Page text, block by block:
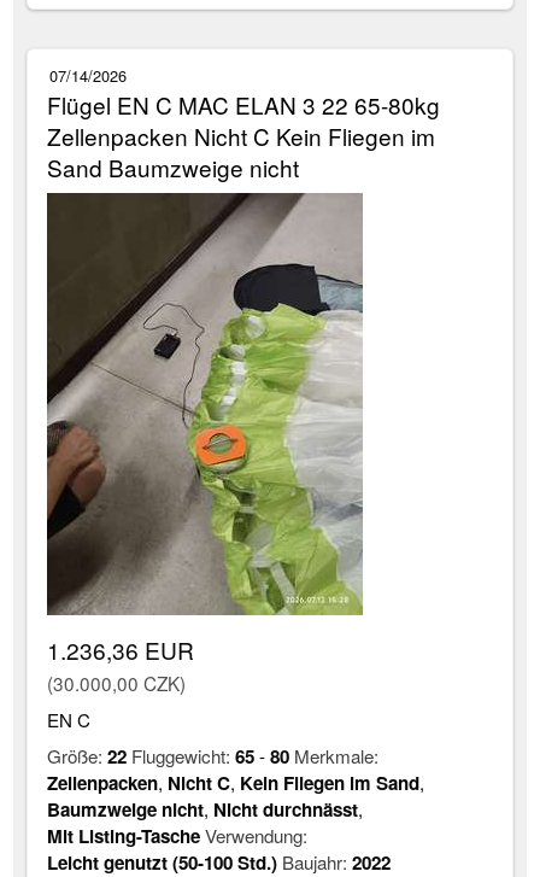
07/14/2026
Flügel EN C MAC ELAN 3 22 65-80kg
Zellenpacken Nicht C Kein Fliegen im
Sand Baumzweige nicht
1.236,36 EUR
(30.000,00 CZK)
EN C
Größe:22 Fluggewicht:65-80 Merkmale:
Zellenpacken, Nicht C, Kein Fliegen im Sand,
Baumzweige nicht, Nicht durchnässt,
Mit Listing-TascheVerwendung:
Leicht genutzt (50-100 Std.) Baujahr:2022